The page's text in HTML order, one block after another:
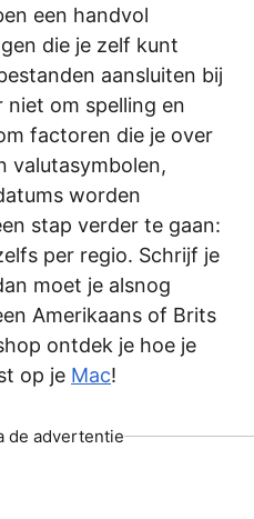
een handvol
die je zelf kunt
aansluiten bij
niet om spelling en
factoren die je over
valutasymbolen,
worden
stap verder te gaan:
per regio. Schrijf je
moet je alsnog
Amerikaans of Brits
ontdek je hoe je
op je Mac!
de advertentie